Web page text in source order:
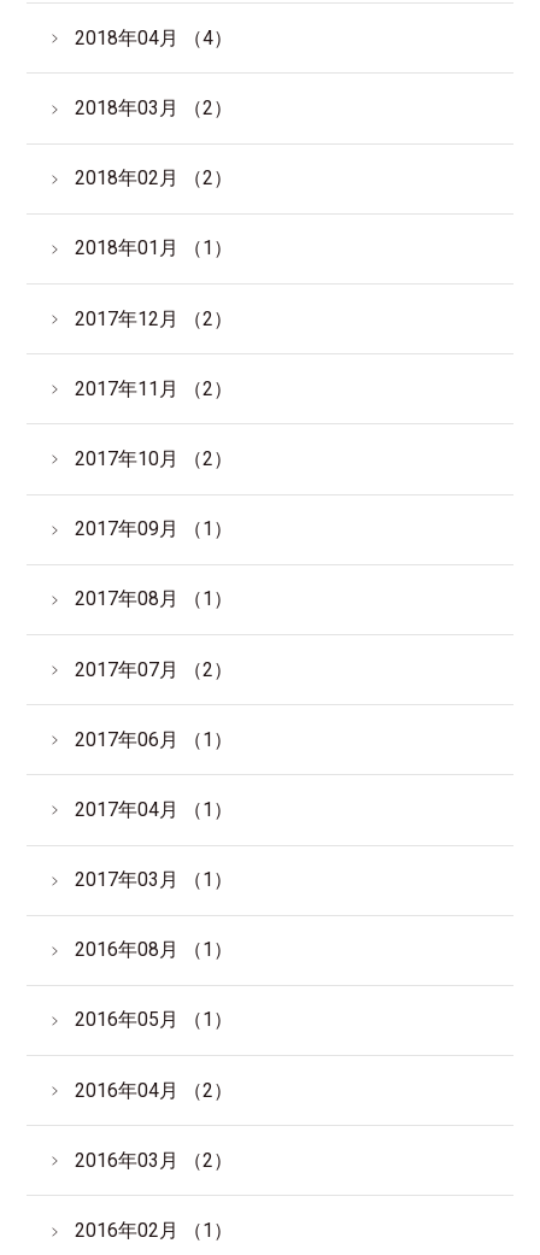
2018年04月 （4）
2018年03月 （2）
2018年02月 （2）
2018年01月 （1）
2017年12月 （2）
2017年11月 （2）
2017年10月 （2）
2017年09月 （1）
2017年08月 （1）
2017年07月 （2）
2017年06月 （1）
2017年04月 （1）
2017年03月 （1）
2016年08月 （1）
2016年05月 （1）
2016年04月 （2）
2016年03月 （2）
2016年02月 （1）